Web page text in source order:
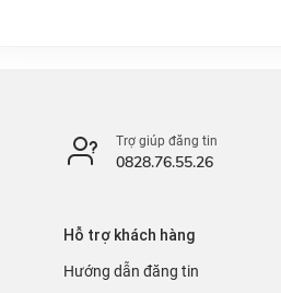
Trợ giúp đăng tin
0828.76.55.26
Hỗ trợ khách hàng
Hướng dẫn đăng tin